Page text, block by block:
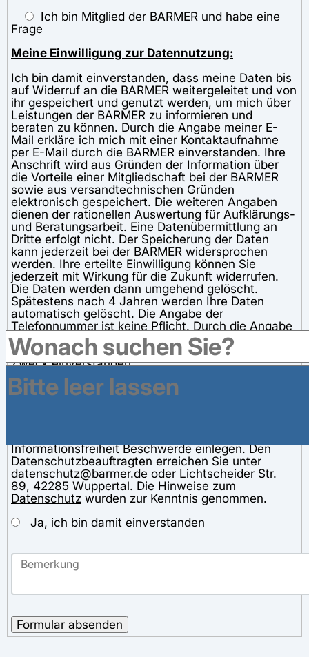
Ich bin Mitglied der BARMER und habe eine
Frage
Meine Einwilligung zur Datennutzung:
Ich bin damit einverstanden, dass meine Daten bis
auf Widerruf an die BARMER weitergeleitet und von
ihr gespeichert und genutzt werden, um mich über
Leistungen der BARMER zu informieren und
beraten zu können. Durch die Angabe meiner E-
Mail erkläre ich mich mit einer Kontaktaufnahme
per E-Mail durch die BARMER einverstanden. Ihre
Anschrift wird aus Gründen der Information über
die Vorteile einer Mitgliedschaft bei der BARMER
sowie aus versandtechnischen Gründen
elektronisch gespeichert. Die weiteren Angaben
dienen der rationellen Auswertung für Aufklärungs-
und Beratungsarbeit. Eine Datenübermittlung an
Dritte erfolgt nicht. Der Speicherung der Daten
kann jederzeit bei der BARMER widersprochen
werden. Ihre erteilte Einwilligung können Sie
jederzeit mit Wirkung für die Zukunft widerrufen.
Die Daten werden dann umgehend gelöscht.
Spätestens nach 4 Jahren werden Ihre Daten
automatisch gelöscht. Die Angabe der
Telefonnummer ist keine Pflicht. Durch die Angabe
meiner Telefonnummer erkläre ich mich mit einer
Kontaktaufnahme per Telefon zum vorstehenden
Zweck einverstanden.
Hinweis:
Informationsfreiheit Beschwerde einlegen. Den
Datenschutzbeauftragten erreichen Sie unter
datenschutz@barmer.de oder Lichtscheider Str.
89, 42285 Wuppertal. Die Hinweise zum
Datenschutz wurden zur Kenntnis genommen.
Ja, ich bin damit einverstanden
Formular absenden